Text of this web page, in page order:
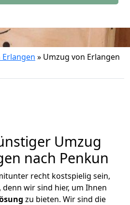
» Umzug von Erlangen
Umzug
nach Penkun
recht kostspielig sein,
denn wir sind hier, um Ihnen
zu bieten. Wir sind die